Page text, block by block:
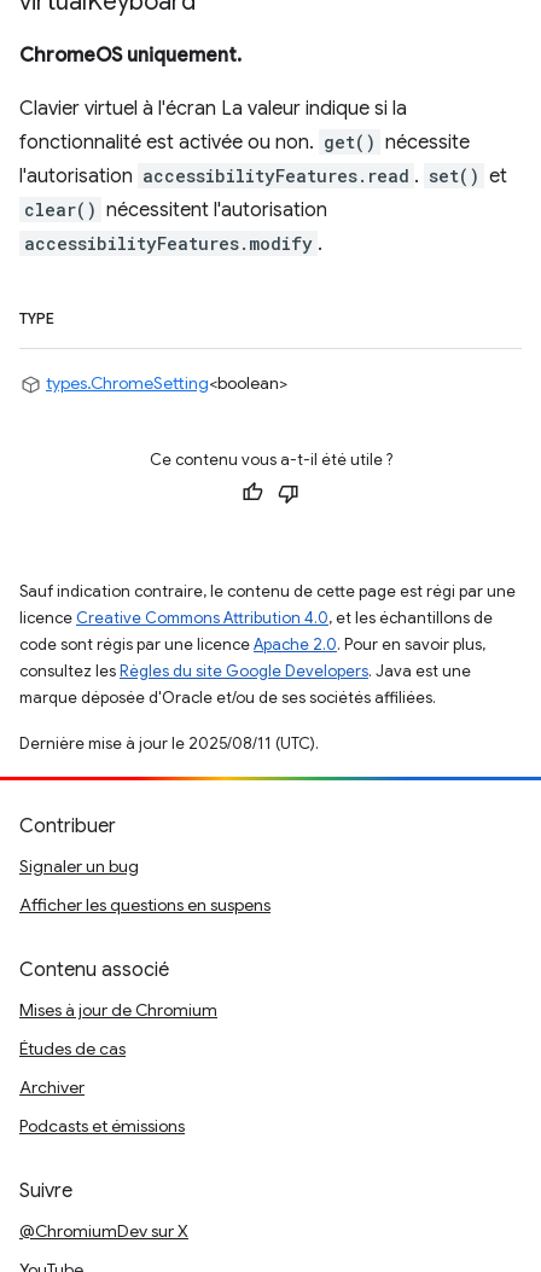
ChromeOS uniquement.
Clavier virtuel à l'écran La valeur indique si la
fonctionnalité est activée ou non. get() nécessite
l'autorisation accessibilityFeatures.read . set() et
clear() nécessitent l'autorisation
accessibilityFeatures.modify .
TYPE
types.ChromeSetting<boolean>
Ce contenu vous a-t-il été utile ?
Sauf indication contraire, le contenu de cette page est régi par une
licence Creative Commons Attribution 4.0, et les échantillons de
code sont régis par une licenceApache 2.0. Pour en savoir plus,
consultez lesRègles du site Google Developers. Java est une
marque déposée d'Oracle et/ou de ses sociétés affiliées.
Dernière mise à jour le 2025/08/11 (UTC).
Contribuer
Signaler un bug
Afficher les questions en suspens
Contenu associé
Mises à jour de Chromium
Études de cas
Archiver
Podcasts et émissions
Suivre
@ChromiumDev sur X